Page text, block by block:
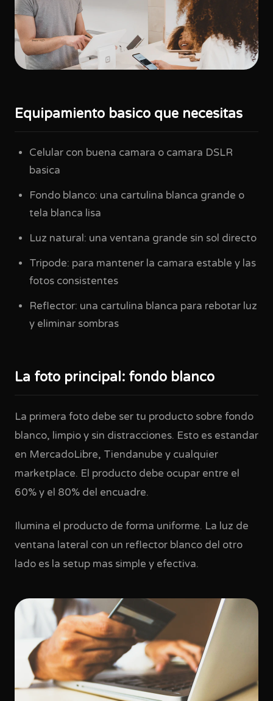
Equipamiento basico que necesitas
Celular con buena camara o camara DSLR
basica
Fondo blanco: una cartulina blanca grande o
tela blanca lisa
Luz natural: una ventana grande sin sol directo
Tripode: para mantener la camara estable y las
fotos consistentes
Reflector: una cartulina blanca para rebotar luz
y eliminar sombras
La foto principal: fondo blanco
La primera foto debe ser tu producto sobre fondo
blanco, limpio y sin distracciones. Esto es estandar
en MercadoLibre, Tiendanube y cualquier
marketplace. El producto debe ocupar entre el
60% y el 80% del encuadre.
Ilumina el producto de forma uniforme. La luz de
ventana lateral con un reflector blanco del otro
lado es la setup mas simple y efectiva.